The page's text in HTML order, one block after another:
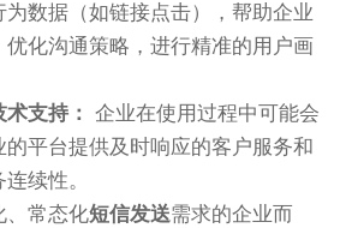
数据（如链接点击），帮助企业
优化沟通策略，进行精准的用户画
支持：
企业在使用过程中可能会
平台提供及时响应的客户服务和
续性。
、常态化短信发送需求的企业而